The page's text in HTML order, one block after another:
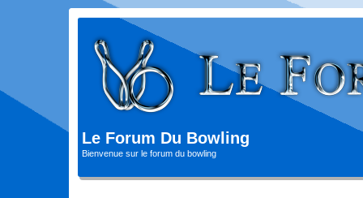
Le Forum Du Bowling
Bienvenue sur le forum du bowling